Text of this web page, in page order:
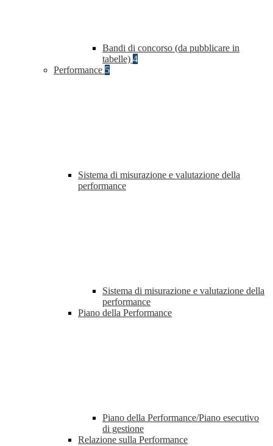
Bandi di concorso (da pubblicare in
tabelle) 4
Performance 5
Sistema di misurazione e valutazione della
performance
Sistema di misurazione e valutazione della
performance
Piano della Performance
Piano della Performance/Piano esecutivo
di gestione
Relazione sulla Performance